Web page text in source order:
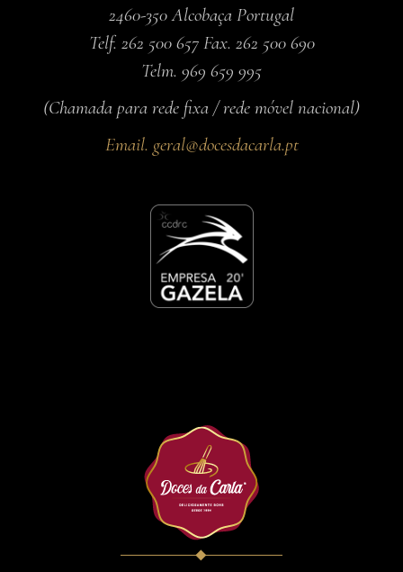
2460-350 Alcobaça Portugal
Telf. 262 500 657 Fax. 262 500 690
Telm. 969 659 995
(Chamada para rede fixa / rede móvel nacional)
Email. geral@docesdacarla.pt